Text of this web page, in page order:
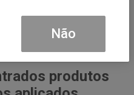
produtos
Não